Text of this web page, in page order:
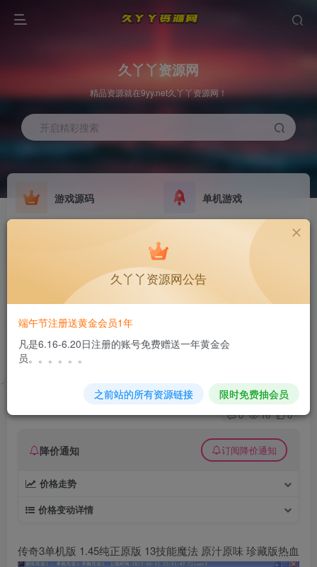
久丫丫资源网
精品资源就在9yy.net久丫丫资源网！
开启精彩搜索
游戏源码 单机游戏
GO
欢迎大家无偿赞助！
欢迎大家无偿赞助！
传奇3单机版 1.45纯正原版 13技能魔法 原汁原味
珍藏版热血
2个月前发布
关注 私信
0 16 0
降价通知 订阅降价通知
价格走势
价格变动详情
传奇3单机版 1.45纯正原版 13技能魔法 原汁原味 珍藏版热血
久丫丫资源网公告
端午节注册送黄金会员1年
凡是6.16-6.20日注册的账号免费赠送一年黄金会
员。。。。。。
之前站的所有资源链接 限时免费抽会员